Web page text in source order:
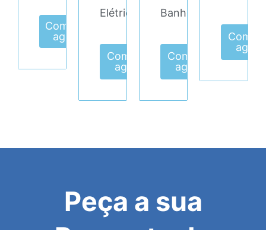
Comprar
agora
Elétrica
Comprar
agora
Banho
Comprar
agora
agora
Peça a sua